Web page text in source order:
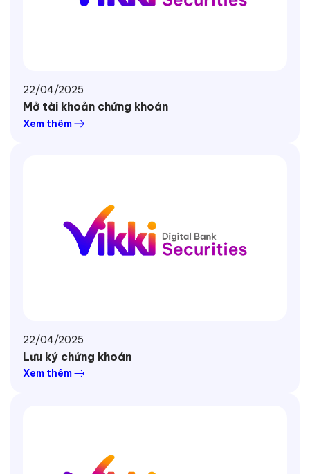
22/04/2025
Mở tài khoản chứng khoán
Xem thêm
22/04/2025
Lưu ký chứng khoán
Xem thêm